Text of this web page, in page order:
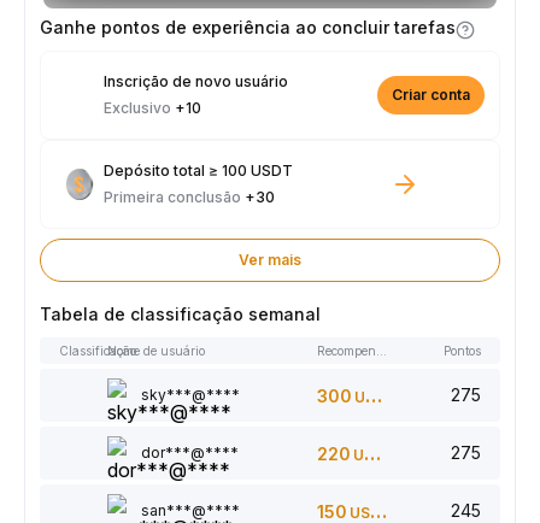
prêmio de 2.500 USDT toda semana.
Ganhe pontos de experiência ao concluir tarefas
Inscrição de novo usuário
Exclusivo +10
Criar conta
Depósito total ≥ 100 USDT
Primeira conclusão +30
Ver mais
Tabela de classificação semanal
ClassificaçãoNome de usuário Pontos
sky***@**** 300 USDT 275
dor***@**** 220 USDT 275
san***@**** 150 USDT 245